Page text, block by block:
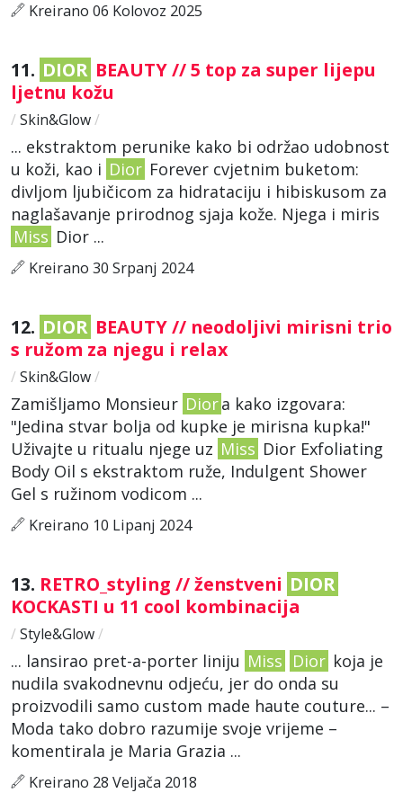
Kreirano 06 Kolovoz 2025
11. DIOR BEAUTY // 5 top za super lijepu
ljetnu kožu
/ Skin&Glow/
... ekstraktom perunike kako bi održao udobnost
u koži, kao i Dior Forever cvjetnim buketom:
divljom ljubičicom za hidrataciju i hibiskusom za
naglašavanje prirodnog sjaja kože. Njega i miris
Miss Dior ...
Kreirano 30 Srpanj 2024
12. DIOR BEAUTY // neodoljivi mirisni trio
s ružom za njegu i relax
/ Skin&Glow/
Zamišljamo Monsieur Diora kako izgovara:
"Jedina stvar bolja od kupke je mirisna kupka!"
Uživajte u ritualu njege uz Miss Dior Exfoliating
Body Oil s ekstraktom ruže, Indulgent Shower
Gel s ružinom vodicom ...
Kreirano 10 Lipanj 2024
13. RETRO_styling // ženstveni DIOR
KOCKASTI u 11 cool kombinacija
/ Style&Glow/
... lansirao pret-a-porter liniju Miss Dior koja je
nudila svakodnevnu odjeću, jer do onda su
proizvodili samo custom made haute couture... –
Moda tako dobro razumije svoje vrijeme –
komentirala je Maria Grazia ...
Kreirano 28 Veljača 2018